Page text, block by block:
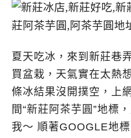
夏天吃冰，來到新莊巷
買盆栽，天氣實在太熱
條冰結果沒開撲空，上
間“新莊阿茶芋圓”地標
我～ 順著GOOGLE地